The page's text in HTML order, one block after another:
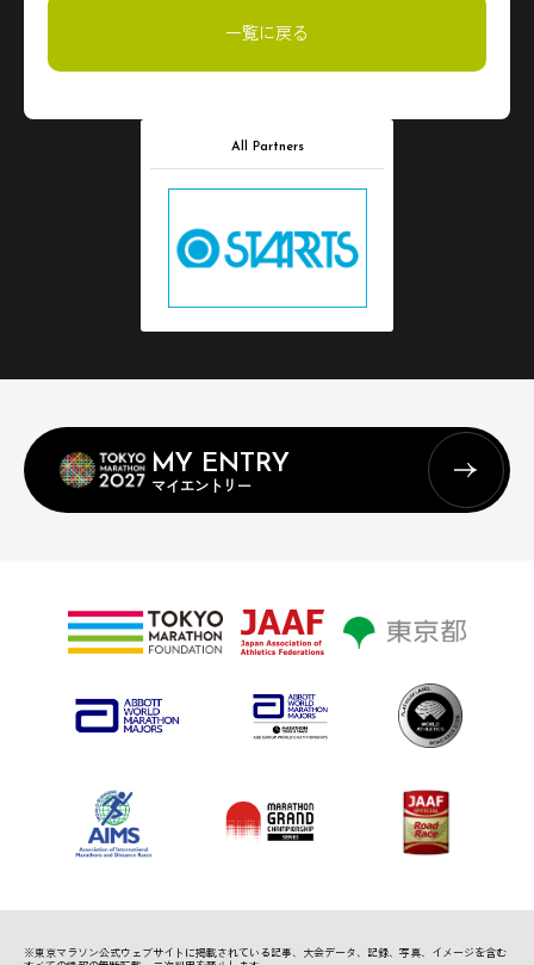
一覧に戻る
All Partners
MY ENTRY
マイエントリー
※東京マラソン公式ウェブサイトに掲載されている記事、 大会データ、記録、写真、イメージを含む